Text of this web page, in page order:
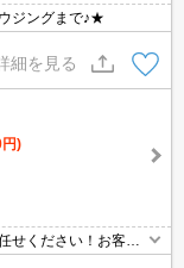
ジングまで♪★
細を見る
円)
せください！お客様
！！お引越しのプロ